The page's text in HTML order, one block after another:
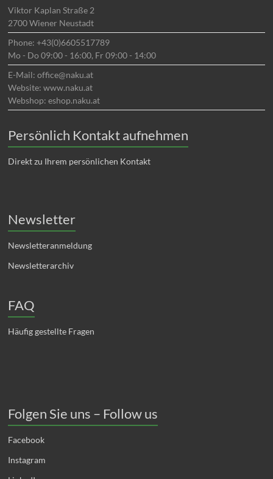
Viktor Kaplan Straße 2
2700 Wiener Neustadt
Phone: +43(0)6605517789
Mo - Do 09:00 - 16:00, Fr 09:00 - 14:00
E-Mail: office@naku.at
Website: www.naku.at
Webshop: eshop.naku.at
Persönlich Kontakt aufnehmen
Direkt zu Ihrem persönlichen Kontakt
Newsletter
Newsletteranmeldung
Newsletterarchiv
FAQ
Häufig gestellte Fragen
Folgen Sie uns – Follow us
Facebook
Instagram